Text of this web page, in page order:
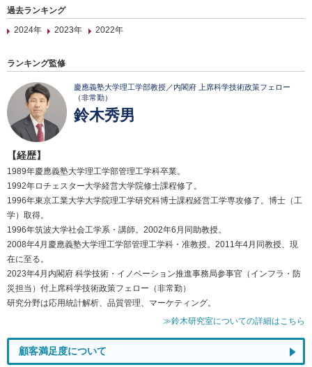
過去ランキング
2024年
2023年 2022年
ランキング監修
慶應義塾大学理工学部教授／内閣府 上席科学技術政策フェロー
（非常勤）
鈴木秀男
【経歴】
1989年慶應義塾大学理工学部管理工学科卒業。
1992年ロチェスター大学経営大学院修士課程修了。
1996年東京工業大学大学院理工学研究科博士課程経営工学専攻修了。博士（工
学）取得。
1996年筑波大学社会工学系・講師。2002年6月同助教授。
2008年4月慶應義塾大学理工学部管理工学科・准教授。2011年4月同教授、現
在に至る。
2023年4月内閣府 科学技術・イノベーション推進事務局参事官（インフラ・防
災担当）付上席科学技術政策フェロー（非常勤）
研究分野は応用統計解析、品質管理、マーケティング。
≫鈴木研究室についての詳細はこちら
顧客満足度について